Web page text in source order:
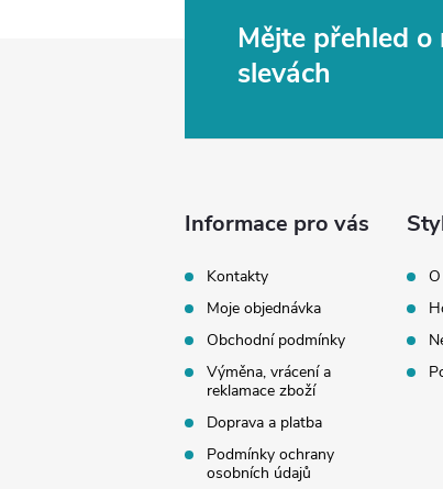
Mějte přehled o
slevách
Informace pro vás
Kontakty
Moje objednávka
Obchodní podmínky
Výměna, vrácení a
reklamace zboží
Doprava a platba
Podmínky ochrany
osobních údajů